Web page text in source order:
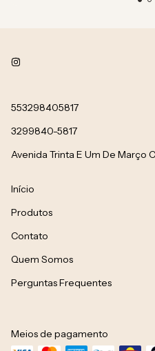
553298405817
3299840-5817
Avenida Trinta E Um De Março
Início
Produtos
Contato
Quem Somos
Perguntas Frequentes
Meios de pagamento